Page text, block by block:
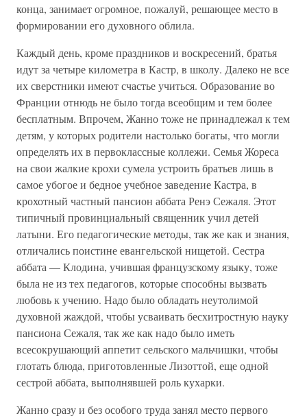
конца, занимает огромное, пожалуй, решающее место в
формировании его духовного облила.
Каждый день, кроме праздников и воскресений, братья
идут за четыре километра в Кастр, в школу. Далеко не все
их сверстники имеют счастье учиться. Образование во
Франции отнюдь не было тогда всеобщим и тем более
бесплатным. Впрочем, Жанно тоже не принадлежал к тем
детям, у которых родители настолько богаты, что могли
определять их в первоклассные коллежи. Семья Жореса
на свои жалкие крохи сумела устроить братьев лишь в
самое убогое и бедное учебное заведение Кастра, в
крохотный частный пансион аббата Ренэ Сежаля. Этот
типичный провинциальный священник учил детей
латыни. Его педагогические методы, так же как и знания,
отличались поистине евангельской нищетой. Сестра
аббата — Клодина, учившая французскому языку, тоже
была не из тех педагогов, которые способны вызвать
любовь к учению. Надо было обладать неутолимой
духовной жаждой, чтобы усваивать бесхитростную науку
пансиона Сежаля, так же как надо было иметь
всесокрушающий аппетит сельского мальчишки, чтобы
глотать блюда, приготовленные Лизоттой, еще одной
сестрой аббата, выполнявшей роль кухарки.
Жанно сразу и без особого труда занял место первого